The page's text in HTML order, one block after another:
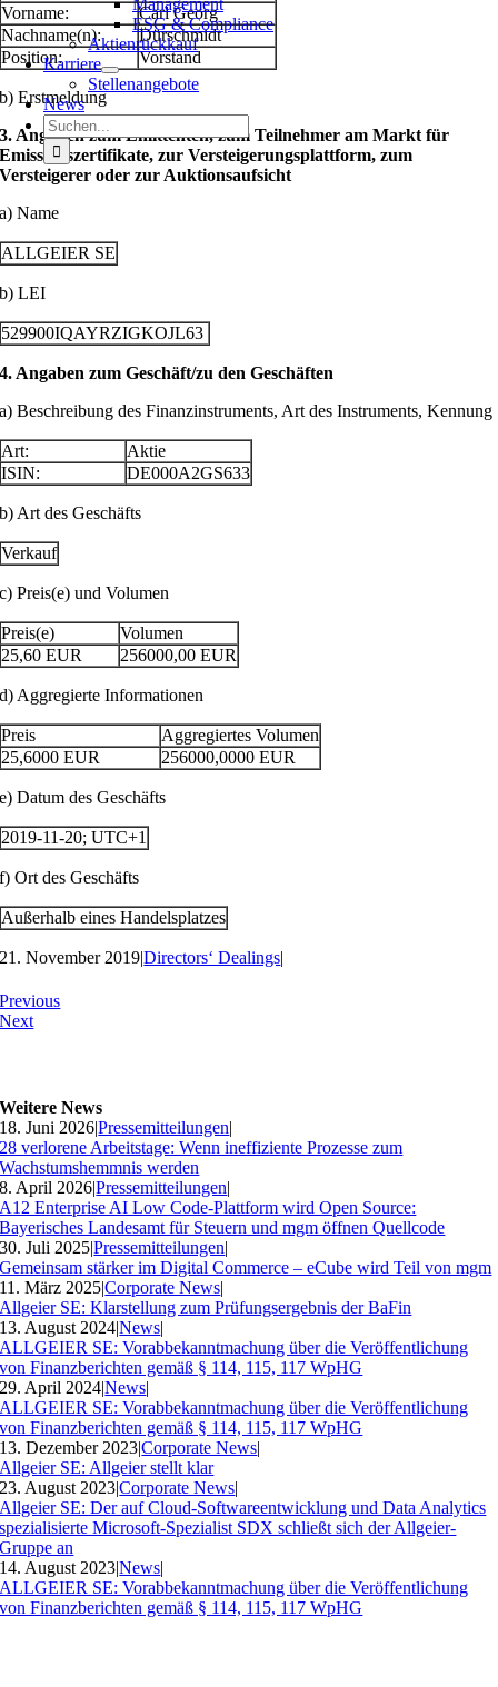
Management
ESG & Compliance
Aktienrückkauf
Karriere
Stellenangebote
News
Suche
nach:
Vorname:
Carl Georg
Nachname(n):
Dürschmidt
Position:
Vorstand
b) Erstmeldung
3. Angaben zum Emittenten, zum Teilnehmer am Markt für
Emissionszertifikate, zur Versteigerungsplattform, zum
Versteigerer oder zur Auktionsaufsicht
a) Name
ALLGEIER SE
b) LEI
529900IQAYRZIGKOJL63
4. Angaben zum Geschäft/zu den Geschäften
a) Beschreibung des Finanzinstruments, Art des Instruments, Kennung
Art:
Aktie
ISIN:
DE000A2GS633
b) Art des Geschäfts
Verkauf
c) Preis(e) und Volumen
Preis(e)
Volumen
25,60 EUR 256000,00 EUR
d) Aggregierte Informationen
Preis
Aggregiertes Volumen
25,6000 EUR 256000,0000 EUR
e) Datum des Geschäfts
2019-11-20; UTC+1
f) Ort des Geschäfts
Außerhalb eines Handelsplatzes
21. November 2019|Directors‘ Dealings|
Previous
Next
Weitere News
18. Juni 2026|Pressemitteilungen|
28 verlorene Arbeitstage: Wenn ineffiziente Prozesse zum
Wachstumshemmnis werden
8. April 2026|Pressemitteilungen|
A12 Enterprise AI Low Code-Plattform wird Open Source:
Bayerisches Landesamt für Steuern und mgm öffnen Quellcode
30. Juli 2025|Pressemitteilungen|
Gemeinsam stärker im Digital Commerce – eCube wird Teil von mgm
11. März 2025|Corporate News|
Allgeier SE: Klarstellung zum Prüfungsergebnis der BaFin
13. August 2024|News|
ALLGEIER SE: Vorabbekanntmachung über die Veröffentlichung
von Finanzberichten gemäß § 114, 115, 117 WpHG
29. April 2024|News|
ALLGEIER SE: Vorabbekanntmachung über die Veröffentlichung
von Finanzberichten gemäß § 114, 115, 117 WpHG
13. Dezember 2023|Corporate News|
Allgeier SE: Allgeier stellt klar
23. August 2023|Corporate News|
Allgeier SE: Der auf Cloud-Softwareentwicklung und Data Analytics
spezialisierte Microsoft-Spezialist SDX schließt sich der Allgeier-
Gruppe an
14. August 2023|News|
ALLGEIER SE: Vorabbekanntmachung über die Veröffentlichung
von Finanzberichten gemäß § 114, 115, 117 WpHG